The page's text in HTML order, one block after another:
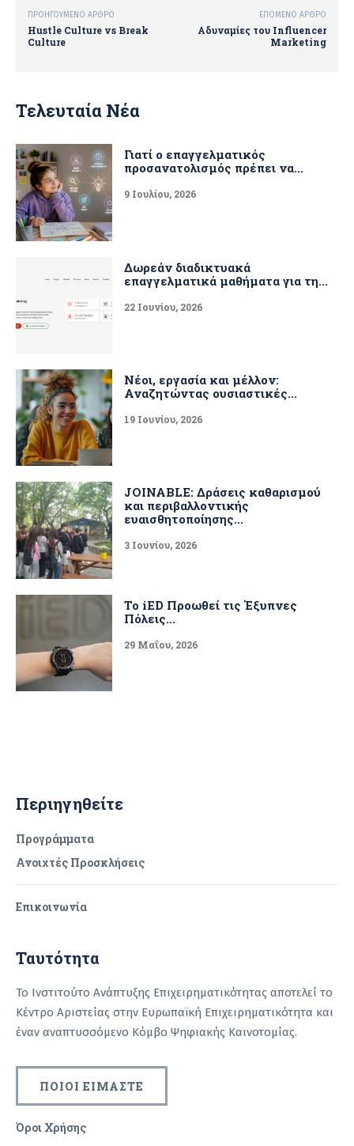
ΠΡΟΗΓΟΎΜΕΝΟ ΆΡΘΡΟ
Hustle Culture vs Break
Culture
ΕΠΌΜΕΝΟ ΆΡΘΡΟ
Αδυναμίες του Influencer
Marketing
Τελευταία Νέα
Γιατί ο επαγγελματικός
προσανατολισμός πρέπει να...
9 Ιουλίου, 2026
Δωρεάν διαδικτυακά
επαγγελματικά μαθήματα για τη...
22 Ιουνίου, 2026
Νέοι, εργασία και μέλλον:
Αναζητώντας ουσιαστικές...
19 Ιουνίου, 2026
JOINABLE: Δράσεις καθαρισμού
και περιβαλλοντικής
ευαισθητοποίησης...
3 Ιουνίου, 2026
Το iED Προωθεί τις Έξυπνες
Πόλεις...
29 Μαΐου, 2026
Περιηγηθείτε
Προγράμματα
Ανοιχτές Προσκλήσεις
Επικοινωνία
Ταυτότητα
Το Ινστιτούτο Ανάπτυξης Επιχειρηματικότητας αποτελεί το
Κέντρο Αριστείας στην Ευρωπαϊκή Επιχειρηματικότητα και
έναν αναπτυσσόμενο Κόμβο Ψηφιακής Καινοτομίας.
ΠΟΙΟΙ ΕΙΜΑΣΤΕ
Όροι Χρήσης